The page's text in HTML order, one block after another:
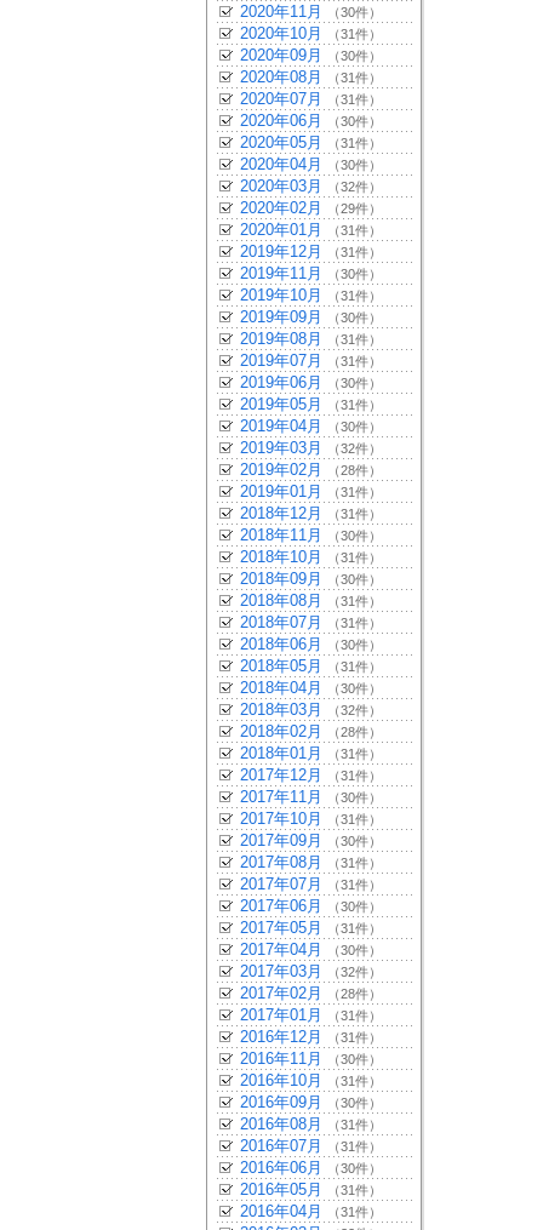
2020年11月 （30件）
2020年10月 （31件）
2020年09月 （30件）
2020年08月 （31件）
2020年07月 （31件）
2020年06月 （30件）
2020年05月 （31件）
2020年04月 （30件）
2020年03月 （32件）
2020年02月 （29件）
2020年01月 （31件）
2019年12月 （31件）
2019年11月 （30件）
2019年10月 （31件）
2019年09月 （30件）
2019年08月 （31件）
2019年07月 （31件）
2019年06月 （30件）
2019年05月 （31件）
2019年04月 （30件）
2019年03月 （32件）
2019年02月 （28件）
2019年01月 （31件）
2018年12月 （31件）
2018年11月 （30件）
2018年10月 （31件）
2018年09月 （30件）
2018年08月 （31件）
2018年07月 （31件）
2018年06月 （30件）
2018年05月 （31件）
2018年04月 （30件）
2018年03月 （32件）
2018年02月 （28件）
2018年01月 （31件）
2017年12月 （31件）
2017年11月 （30件）
2017年10月 （31件）
2017年09月 （30件）
2017年08月 （31件）
2017年07月 （31件）
2017年06月 （30件）
2017年05月 （31件）
2017年04月 （30件）
2017年03月 （32件）
2017年02月 （28件）
2017年01月 （31件）
2016年12月 （31件）
2016年11月 （30件）
2016年10月 （31件）
2016年09月 （30件）
2016年08月 （31件）
2016年07月 （31件）
2016年06月 （30件）
2016年05月 （31件）
2016年04月 （31件）